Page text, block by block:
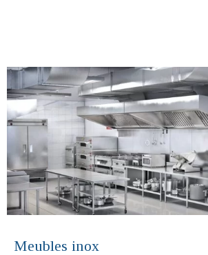
Meubles inox